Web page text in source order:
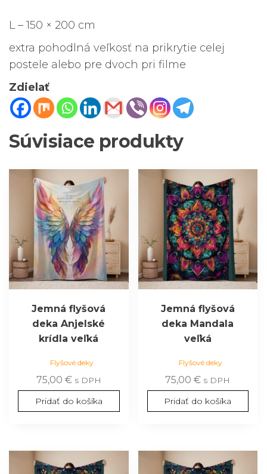
L – 150 × 200 cm
extra pohodlná veľkosť na prikrytie celej
postele alebo pre dvoch pri filme
Zdielať
Súvisiace produkty
Jemná flyšová
deka Anjelské
krídla veľká
Flyšové deky
75,00 € s DPH
Pridať do košíka
Jemná flyšová
deka Mandala
veľká
Flyšové deky
75,00€ s DPH
Pridať do košíka